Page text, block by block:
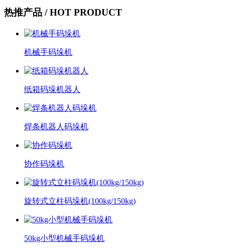
热推产品 / HOT PRODUCT
机械手码垛机
纸箱码垛机器人
焊条机器人码垛机
协作码垛机
旋转式立柱码垛机(100kg/150kg)
50kg小型机械手码垛机